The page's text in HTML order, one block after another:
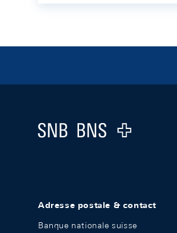
Logo
Adresse postale & contact
Banque nationale suisse